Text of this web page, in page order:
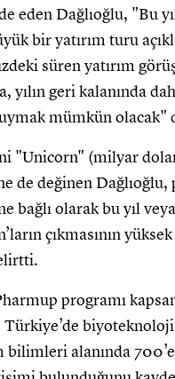
eden Dağlıoğlu, "Bu
bir yatırım turu
süren yatırım
yılın geri kalanında
mümkün olacak"
"Unicorn" (milyar
de değinen Dağlıoğlu,
bağlı olarak bu yıl
çıkmasının
programı
Türkiye’de
bilimleri alanında